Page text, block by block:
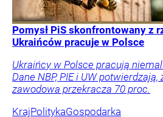
Pomysł PiS skonfrontowany z
Ukraińców pracuje w Polsce
Ukraińcy w Polsce pracują
Dane NBP, PIE i UW
zawodowa przekracza 70 proc.
KrajPolitykaGospodarka